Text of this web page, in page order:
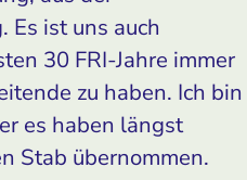
Es ist uns auch
30 FRI-Jahre immer
zu haben. Ich bin
es haben längst
Stab übernommen.